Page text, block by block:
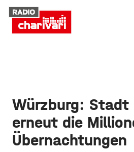
Würzburg:
erneut die
Übernachtungen